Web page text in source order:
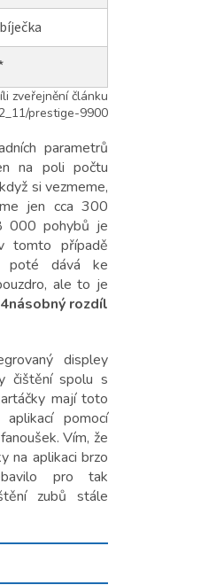
zveřejnění článku
prestige-9900
parametrů
na poli počtu
si vezmeme,
jen cca 300
000 pohybů je
tomto případě
poté dává ke
ale to je
4násobný rozdíl
displey
čištění spolu s
mají toto
pomocí
Vím, že
na aplikaci brzo
pro tak
zubů stále